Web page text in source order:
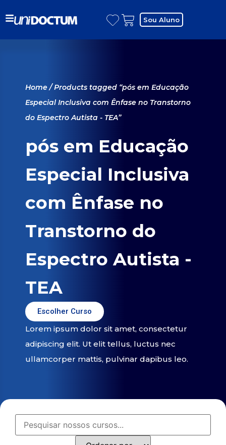
Sou Aluno
Home/ Products tagged “pós em Educação
Especial Inclusiva com Ênfase no Transtorno
do Espectro Autista - TEA”
pós em Educação
Especial Inclusiva
com Ênfase no
Transtorno do
Espectro Autista -
TEA
Escolher Curso
Lorem ipsum dolor sit amet, consectetur
adipiscing elit. Ut elit tellus, luctus nec
ullamcorper mattis, pulvinar dapibus leo.